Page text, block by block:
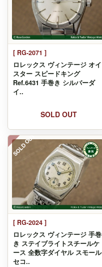
[ RG-2071 ]
ロレックス ヴィンテージ オイ
スター スピードキング
Ref.6431 手巻き シルバーダ
イ..
SOLD OUT
SOLD OUT
[ RG-2024 ]
ロレックス ヴィンテージ 手巻
き ステイブライトスチールケ
ース 全数字ダイヤル スモール
セコ..